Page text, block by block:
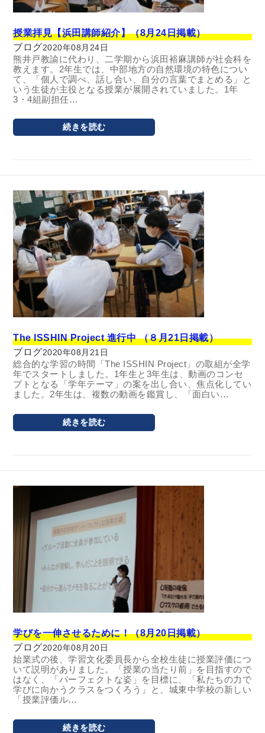
授業拝見【浜田講師紹介】（8月24日掲載）
ブログ2020年08月24日
熊井戸教諭に代わり、二学期から浜田裕麻講師が社会科を
教えます。2年生では、中部地方の自然環境の特色につい
て、「個人で調べ、話し合い、自分の言葉でまとめる」と
いう生徒が主役となる授業が展開されていました。1年
3・4組副担任…
続きを読む
The ISSHIN Project 進行中 （８月21日掲載）
ブログ2020年08月21日
総合的な学習の時間「The ISSHIN Project」の取組が全学
年でスタートしました。1年生と3年生は、動画のコンセ
プトとなる「学年テーマ」の案を出し合い、焦点化してい
ました。2年生は、複数の動画を鑑賞し、「面白い…
続きを読む
学びを一伸させるために！（8月20日掲載）
ブログ2020年08月20日
始業式の後、学習文化委員長から全校生徒に授業評価につ
いて説明がありました。「授業の当たり前」を目指すので
はなく、「パーフェクトな姿」を目標に、「私たちの力で
学びに向かうクラスをつくろう」と、城東中学校の新しい
「授業評価ル…
続きを読む